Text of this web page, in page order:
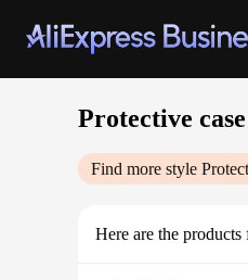
Protective
Find more style
Here are the